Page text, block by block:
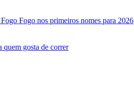
Fogo nos primeiros nomes para 2026
gosta de correr